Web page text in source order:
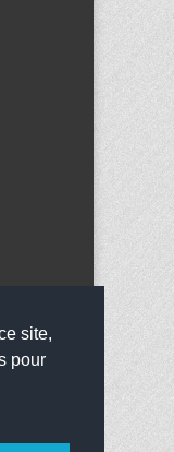
site,
pour